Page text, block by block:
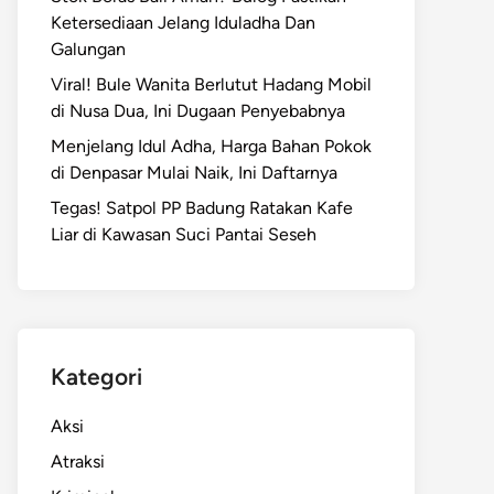
Ketersediaan Jelang Iduladha Dan
Galungan
Viral! Bule Wanita Berlutut Hadang Mobil
di Nusa Dua, Ini Dugaan Penyebabnya
Menjelang Idul Adha, Harga Bahan Pokok
di Denpasar Mulai Naik, Ini Daftarnya
Tegas! Satpol PP Badung Ratakan Kafe
Liar di Kawasan Suci Pantai Seseh
Kategori
Aksi
Atraksi